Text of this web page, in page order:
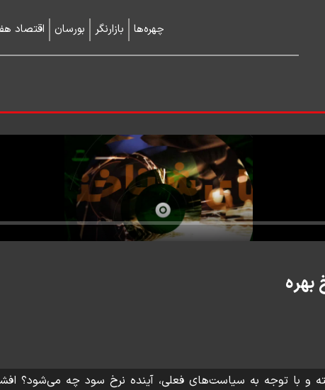
چهره‌ها بازارنگر بورسان اقتصاد
و با توجه به سیاست‌های فعلی، آینده نرخ سود چه می‌شود؟